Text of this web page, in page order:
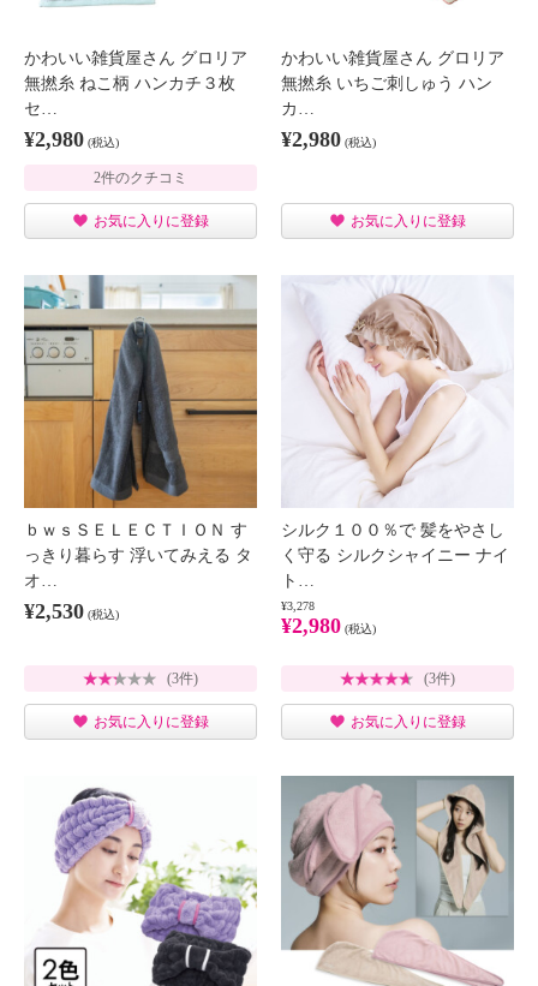
かわいい雑貨屋さん グロリア
無撚糸 ねこ柄 ハンカチ３枚
セ…
¥2,980 (税込)
2件のクチコミ
お気に入りに登録
かわいい雑貨屋さん グロリア
無撚糸 いちご刺しゅう ハン
カ…
¥2,980 (税込)
お気に入りに登録
ｂｗｓＳＥＬＥＣＴＩＯＮ す
っきり暮らす 浮いてみえる タ
オ…
¥2,530 (税込)
(3件)
お気に入りに登録
シルク１００％で 髪をやさし
く守る シルクシャイニー ナイ
ト…
¥3,278
¥2,980 (税込)
(3件)
お気に入りに登録